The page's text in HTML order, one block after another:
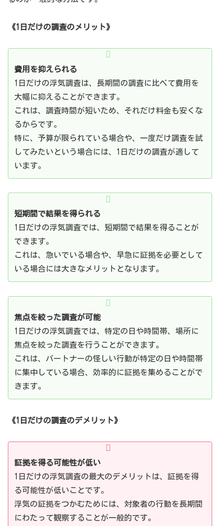
《1日だけの調査のメリット》
費用を抑えられる
1日だけの浮気調査は、長期間の調査に比べて費用を
大幅に抑えることができます。
これは、調査時間が短いため、それだけ料金も安くな
るからです。
特に、予算が限られている場合や、一度だけ調査を試
してみたいという場合には、1日だけの調査が適して
います。
短期間で結果を得られる
1日だけの浮気調査では、短期間で結果を得ることが
できます。
これは、急いでいる場合や、早急に証拠を必要として
いる場合には大きなメリットとなります。
焦点を絞った調査が可能
1日だけの浮気調査では、特定の日や時間帯、場所に
焦点を絞った調査を行うことができます。
これは、パートナーの怪しい行動が特定の日や時間帯
に集中している場合、効率的に証拠を集めることがで
きます。
《1日だけの調査のデメリット》
証拠を得る可能性が低い
1日だけの浮気調査の最大のデメリットは、証拠を得
る可能性が低いことです。
浮気の証拠をつかむためには、対象者の行動を長期間
にわたって観察することが一般的です。